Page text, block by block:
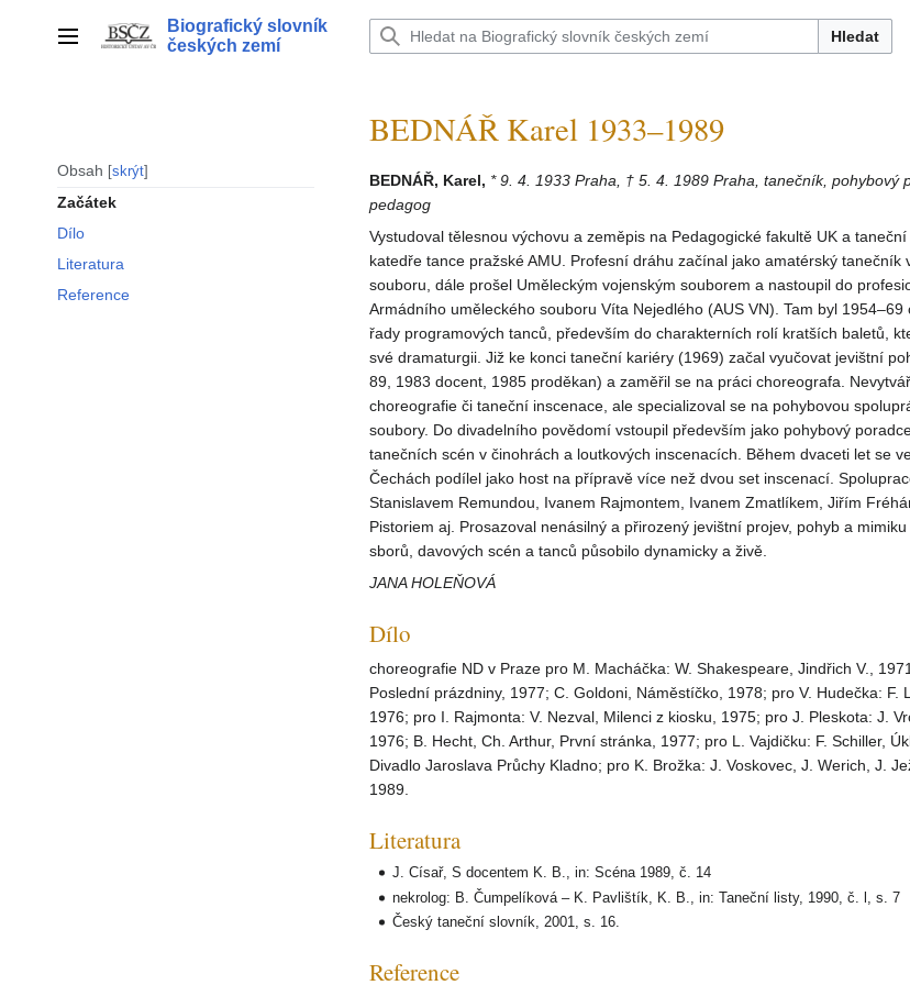
Hlavní menu
Biografický slovník
českých zemí
Hledat
Obsah skrýt
Začátek
Dílo
Literatura
Reference
BEDNÁŘ Karel 1933–1989
BEDNÁŘ, Karel, * 9. 4. 1933 Praha, † 5. 4. 1989 Praha, tanečník, pohybový
pedagog
Vystudoval tělesnou výchovu a zeměpis na Pedagogické fakultě UK a
katedře tance pražské AMU. Profesní dráhu začínal jako amatérský tanečník
souboru, dále prošel Uměleckým vojenským souborem a nastoupil do
Armádního uměleckého souboru Víta Nejedlého (AUS VN). Tam byl 1954–69
řady programových tanců, především do charakterních rolí kratších baletů,
své dramaturgii. Již ke konci taneční kariéry (1969) začal vyučovat jevištní
89, 1983 docent, 1985 proděkan) a zaměřil se na práci choreografa.
choreografie či taneční inscenace, ale specializoval se na pohybovou
soubory. Do divadelního povědomí vstoupil především jako pohybový
tanečních scén v činohrách a loutkových inscenacích. Během dvaceti let se
Čechách podílel jako host na přípravě více než dvou set inscenací.
Stanislavem Remundou, Ivanem Rajmontem, Ivanem Zmatlíkem, Jiřím
Pistoriem aj. Prosazoval nenásilný a přirozený jevištní projev, pohyb a
sborů, davových scén a tanců působilo dynamicky a živě.
JANA HOLEŇOVÁ
Dílo
choreografie ND v Praze pro M. Macháčka: W. Shakespeare, Jindřich V.,
Poslední prázdniny, 1977; C. Goldoni, Náměstíčko, 1978; pro V. Hudečka: F.
1976; pro I. Rajmonta: V. Nezval, Milenci z kiosku, 1975; pro J. Pleskota: J.
1976; B. Hecht, Ch. Arthur, První stránka, 1977; pro L. Vajdičku: F. Schiller,
Divadlo Jaroslava Průchy Kladno; pro K. Brožka: J. Voskovec, J. Werich, J.
1989.
Literatura
J. Císař, S docentem K. B., in: Scéna 1989, č. 14
nekrolog: B. Čumpelíková – K. Pavlištík, K. B., in: Taneční listy, 1990, č. l, s. 7
Český taneční slovník, 2001, s. 16.
Reference